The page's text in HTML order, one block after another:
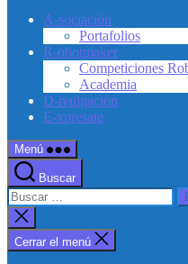
A-sociación
Portafolios
R-obotmaker
Competiciones
Academia
D-ivulgación
E-xpresate
Menú
Buscar
Buscar:
Cerrar
la
búsqueda
Cerrar el menú